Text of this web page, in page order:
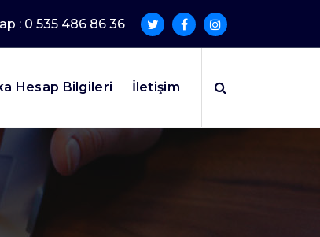
: 0 535 486 86 36
Hesap Bilgileri İletişim